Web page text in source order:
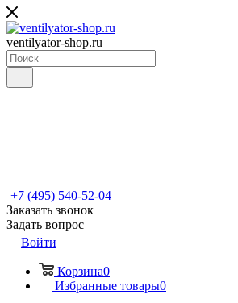
ventilyator-shop.ru
+7 (495) 540-52-04
Заказать звонок
Задать вопрос
Войти
Корзина0
Избранные товары0